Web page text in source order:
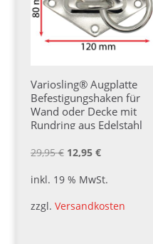
Variosling® Augplatte
Befestigungshaken für
Wand oder Decke mit
Rundring aus Edelstahl
29,95€ Ursprünglicher
29,95 €
12,95 €Aktueller
12,95 €.
inkl. 19 % MwSt.
zzgl. Versandkosten